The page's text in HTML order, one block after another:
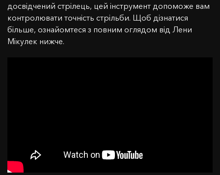
досвідчений стрілець, цей інструмент допоможе вам
контролювати точність стрільби. Щоб дізнатися
більше, ознайомтеся з повним оглядом від Лени
Мікулек нижче.